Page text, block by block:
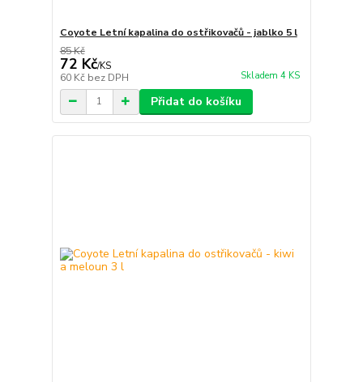
Coyote Letní kapalina do ostřikovačů - jablko 5 l
85 Kč
72 Kč/KS
60 Kč bez DPH Skladem 4 KS
Přidat do košíku